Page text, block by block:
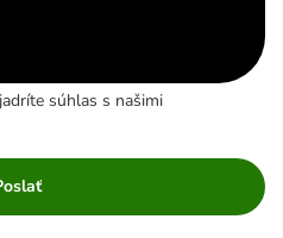
súhlas s našimi